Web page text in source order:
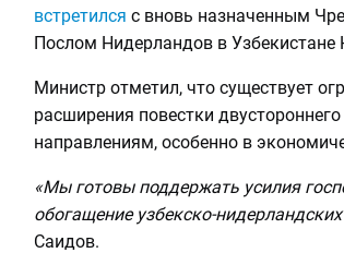
встретился с вновь назначенным
Послом Нидерландов в Узбекистане
Министр отметил, что существует
расширения повестки
направлениям, особенно в
«Мы готовы поддержать усилия
обогащение узбекско-
Саидов.